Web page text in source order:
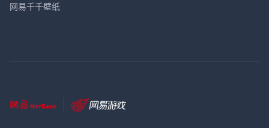
网易千千壁纸